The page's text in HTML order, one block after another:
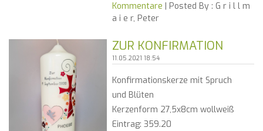
Kommentare | Posted By : G r i l l m
a i e r, Peter
ZUR KONFIRMATION
11.05.2021 18:54
Konfirmationskerze mit Spruch
und Blüten
Kerzenform 27,5x8cm wollweiß
Eintrag: 359.20